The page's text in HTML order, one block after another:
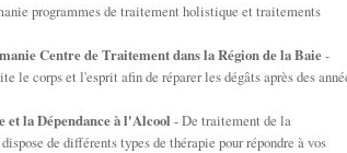
programmes de traitement holistique et traitements
Centre de Traitement dans la Région de la Baie-
corps et l'esprit afin de réparer les dégâts après des
et la Dépendance à l'Alcool - De traitement de la
de différents types de thérapie pour répondre à vos